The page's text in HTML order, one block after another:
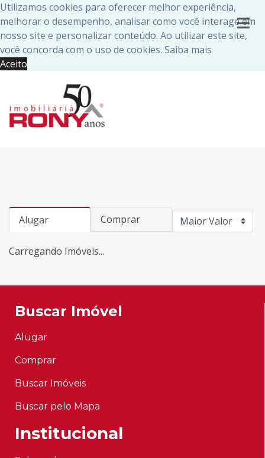
Utilizamos cookies para oferecer melhor experiência,
melhorar o desempenho, analisar como você interage em
nosso site e personalizar conteúdo. Ao utilizar este site,
você concorda com o uso de cookies. Saiba mais
Aceito
Alugar Comprar
Carregando Imóveis...
Buscar Imóvel
Alugar
Comprar
Buscar Imóveis
Buscar pelo Mapa
Institucional